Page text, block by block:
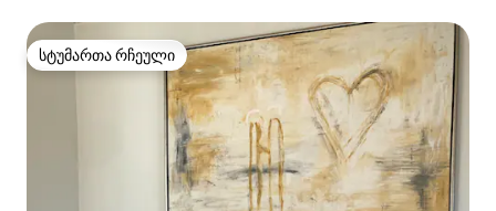
სტუმართა რჩეული
სტუმართა რჩეული